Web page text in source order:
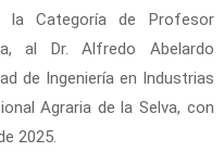
la Categoría de Profesor
al Dr. Alfredo Abelardo
de Ingeniería en Industrias
Agraria de la Selva, con
2025.